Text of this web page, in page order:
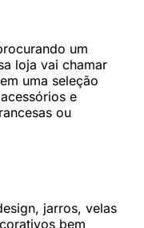
um
loja vai chamar
uma seleção
e
ou
jarros, velas
bem